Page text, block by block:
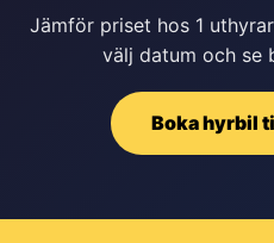
Jämför priset hos 1
välj datum och se
Boka hyrbil